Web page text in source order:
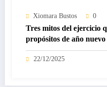
Xiomara Bustos 0
Tres mitos del ejercicio
propósitos de año nuevo
22/12/2025